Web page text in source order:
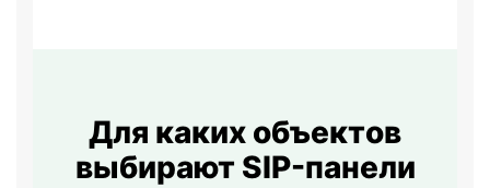
Для каких объектов
выбирают SIP-панели